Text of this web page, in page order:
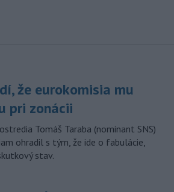
že eurokomisia mu
pri zonácii
Tomáš Taraba (nominant SNS)
ohradil s tým, že ide o fabulácie,
stav.